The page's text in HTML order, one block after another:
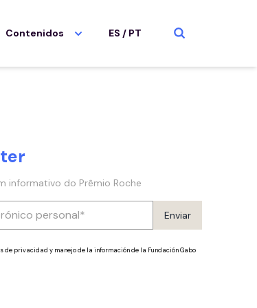
Contenidos ES / PT
informativo do Prêmio Roche
Enviar
de privacidad y manejo de la información de la Fundación Gabo